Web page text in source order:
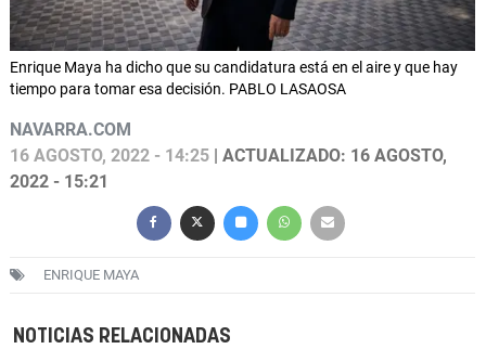
Enrique Maya ha dicho que su candidatura está en el aire y que hay
tiempo para tomar esa decisión. PABLO LASAOSA
NAVARRA.COM
16 AGOSTO, 2022 - 14:25 | ACTUALIZADO: 16 AGOSTO,
2022 - 15:21
ENRIQUE MAYA
NOTICIAS RELACIONADAS